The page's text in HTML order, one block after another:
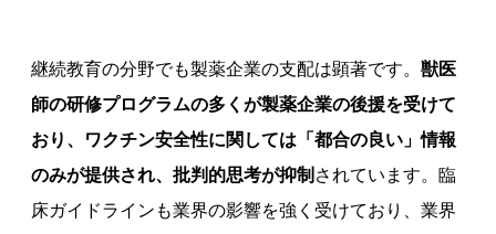
継続教育の分野でも製薬企業の支配は顕著です。 獣医
師の研修プログラムの多くが製薬企業の後援を受けて
おり、ワクチン安全性に関しては「都合の良い」情報
のみが提供され、批判的思考が抑制 されています。臨
床ガイドラインも業界の影響を強く受けており、業界